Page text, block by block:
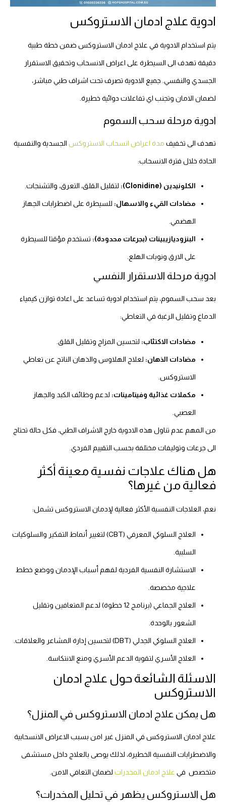
ادوية علاج ادمان الاستروكس
يتم استخدام الادوية في علاج ادمان الاستروكس ضمن خطة طبية
دقيقة تهدف الى السيطرة على اعراض الانسحاب وتحقيق الاستقرار
الجسدي والنفسي. جميع الادوية تصرف تحت اشراف طبي مباشر،
لضمان الامان وتجنب اي تفاعلات دوائية خطيرة.
ادوية مرحلة سحب السموم
تهدف الى تخفيف مدة اعراض انسحاب الاستروكس الجسدية والنفسية
الحادة خلال فترة الانسحاب:
الكلونيدين (Clonidine): لتقليل القلق، التعرق، والتشنجات.
مضادات القيء والاسهال: للسيطرة على اضطرابات الجهاز
الهضمي.
البنزوديازيبينات (بجرعات محدودة): تستخدم مؤقتا للسيطرة
على الارق ونوبات الهلع.
ادوية مرحلة الاستقرار النفسي
بعد سحب السموم، يتم استخدام ادوية تساعد على اعادة توازن كيمياء
الدماغ وتقليل الرغبة في التعاطي:
مضادات الاكتئاب: لتحسين المزاج وتقليل القلق.
مضادات الذهان: لعلاج الهلاوس والذهان الناتج عن تعاطي
الاستروكس.
مكملات غذائية وفيتامينات: لدعم وظائف الكبد والجهاز
العصبي.
من المهم عدم تناول هذه الادوية خارج الاشراف الطبي، فكل حالة تحتاج
الى جرعات وتوليفات مختلفة بحسب التقييم الفردي.
هل هناك علاجات نفسية معينة أكثر
فعالية من غيرها؟
نعم، العلاجات النفسية الأكثر فعالية لإدمان الاستروكس تشمل:
العلاج السلوكي المعرفي (CBT) لتغيير أنماط التفكير والسلوكيات
السلبية.
الاستشارة النفسية الفردية لفهم أسباب الإدمان ووضع خطط
علاجية مخصصة.
العلاج الجماعي (برنامج 12 خطوة) لدعم المتعافين وتقليل
الشعور بالوحدة.
العلاج السلوكي الجدلي (DBT) لتحسين إدارة المشاعر والعلاقات.
العلاج الأسري لتقوية الدعم الأسري ومنع الانتكاسة.
الاسئلة الشائعة حول علاج ادمان
الاستروكس
هل يمكن علاج ادمان الاستروكس في المنزل؟
علاج ادمان الاستروكس في المنزل غير امن بسبب الاعراض الانسحابية
والاضطرابات النفسية الخطيرة، لذلك يوصى بالعلاج داخل مستشفى
متخصص في علاج ادمان المخدرات لضمان التعافي الامن.
هل الاستروكس يظهر في تحليل المخدرات؟